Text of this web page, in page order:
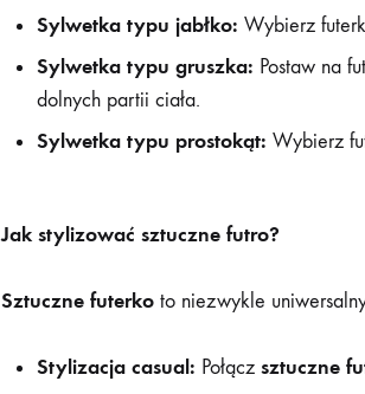
Sylwetka typu jabłko: Wybierz
Sylwetka typu gruszka: Postaw na
dolnych partii ciała.
Sylwetka typu prostokąt: Wybierz
Jak stylizować sztuczne futro?
Sztuczne futerko to niezwykle
Stylizacja casual: Połącz sztuczne